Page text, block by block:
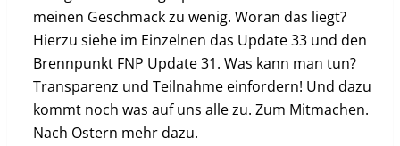
meinen Geschmack zu wenig. Woran das liegt?
Hierzu siehe im Einzelnen das Update 33 und den
Brennpunkt FNP Update 31. Was kann man tun?
Transparenz und Teilnahme einfordern! Und dazu
kommt noch was auf uns alle zu. Zum Mitmachen.
Nach Ostern mehr dazu.